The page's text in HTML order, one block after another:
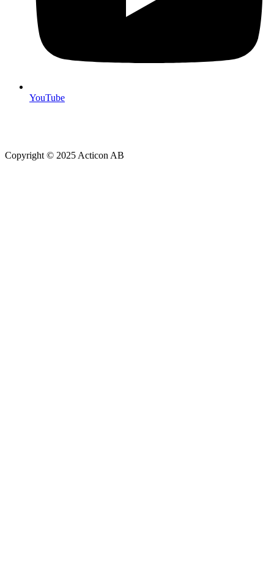
YouTube
Copyright © 2025 Acticon AB